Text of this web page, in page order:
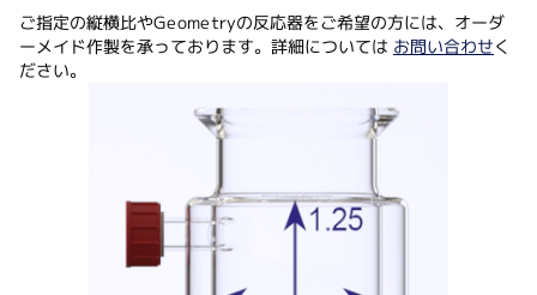
ご指定の縦横比やGeometryの反応器をご希望の方には、オーダ
ーメイド作製を承っております。詳細については お問い合わせく
ださい。